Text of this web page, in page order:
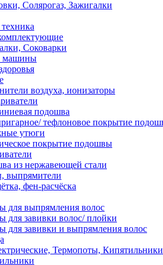
Солярогаз, Зажигалки
Соковарки
машины
воздуха, ионизаторы
подошва
тефлоновое покрытие
утюги
покрытие подошвы
из нержавеющей стали
выпрямители
фен-расчёска
для выпрямления волос
завивки волос/ плойки
завивки и выпрямления волос
Термопоты, Кипятильники